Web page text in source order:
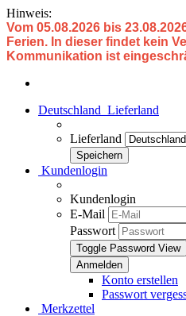
Hinweis:
Vom 05.08.2026 bis
Ferien. In dieser findet kein
Kommunikation ist
Deutschland Lieferland
Lieferland
Kundenlogin
Kundenlogin
E-Mail
Passwort
Toggle Password View
Konto erstellen
Passwort
Merkzettel